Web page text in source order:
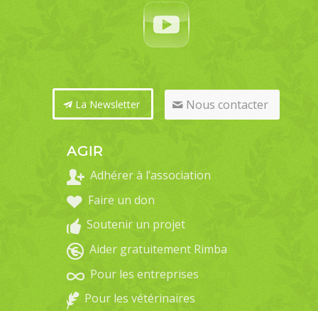
La Newsletter Nous contacter
AGIR
Adhérer à l’association
Faire un don
Soutenir un projet
Aider gratuitement Rimba
Pour les entreprises
Pour les vétérinaires